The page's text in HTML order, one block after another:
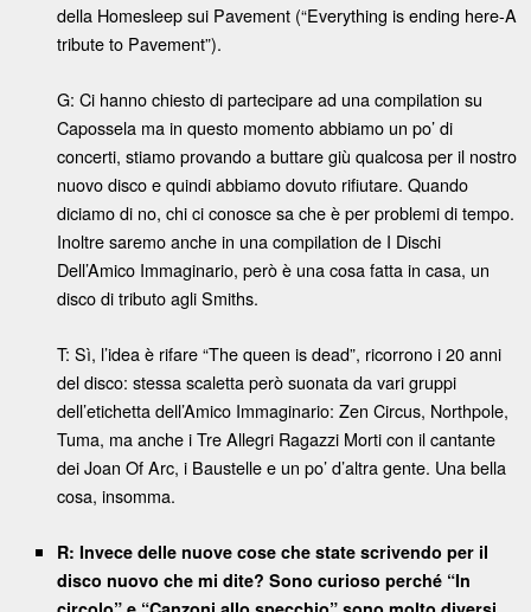
della Homesleep sui Pavement (“Everything is ending here-A
tribute to Pavement”).
G: Ci hanno chiesto di partecipare ad una compilation su
Capossela ma in questo momento abbiamo un po’ di
concerti, stiamo provando a buttare giù qualcosa per il nostro
nuovo disco e quindi abbiamo dovuto rifiutare. Quando
diciamo di no, chi ci conosce sa che è per problemi di tempo.
Inoltre saremo anche in una compilation de I Dischi
Dell’Amico Immaginario, però è una cosa fatta in casa, un
disco di tributo agli Smiths.
T: Sì, l’idea è rifare “The queen is dead”, ricorrono i 20 anni
del disco: stessa scaletta però suonata da vari gruppi
dell’etichetta dell’Amico Immaginario: Zen Circus, Northpole,
Tuma, ma anche i Tre Allegri Ragazzi Morti con il cantante
dei Joan Of Arc, i Baustelle e un po’ d’altra gente. Una bella
cosa, insomma.
R: Invece delle nuove cose che state scrivendo per il
disco nuovo che mi dite? Sono curioso perché “In